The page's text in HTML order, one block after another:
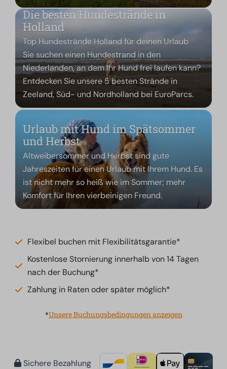
Die besten Hundestrände in
Holland
Top Hundestrände Holland für deinen Urlaub
Sie suchen einen Hundestrand in den
Niederlanden, an dem Ihr Hund frei laufen kann?
Entdecken Sie unsere 5 besten Strände in
Zeeland, Süd- und Nordholland bei EuroParcs.
Urlaub mit Hund im Spätsommer
und Herbst
Altweibersommer und Herbst sind gute
Jahreszeiten für einen Urlaub mit Ihrem Hund. Es
ist nicht mehr so heiß wie im Sommer; mehr
Komfort für Ihren vierbeinigen Freund.
Flexibel buchen mit Flexibilitätsgarantie*
Kostenlose Stornierung innerhalb von 14 Tagen
nach der Buchung*
Zahlung in Raten oder später möglich*
*Unsere Buchungsbedingungen anzeigen
Sichere Bezahlung